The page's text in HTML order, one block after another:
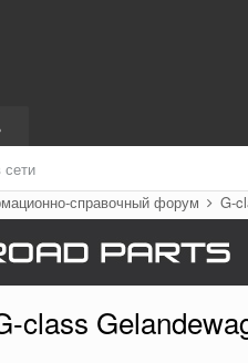
сети
справочный форум G-
class